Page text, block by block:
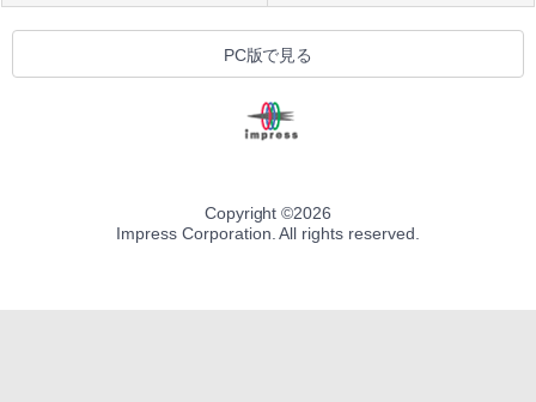
PC版で見る
Copyright ©2026
Impress Corporation. All rights reserved.